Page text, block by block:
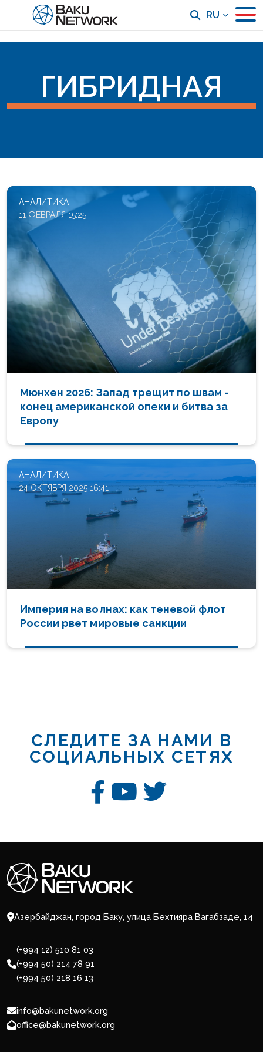
RU
ГИБРИДНАЯ
АНАЛИТИКА
11 ФЕВРАЛЯ 15:25
Мюнхен 2026: Запад трещит по швам -
конец американской опеки и битва за
Европу
АНАЛИТИКА
24 ОКТЯБРЯ 2025 16:41
Империя на волнах: как теневой флот
России рвет мировые санкции
СЛЕДИТЕ ЗА НАМИ В
СОЦИАЛЬНЫХ СЕТЯХ
Азербайджан, город Баку, улица Бехтияра Вагабзаде, 14
(+994 12) 510 81 03
(+994 50) 214 78 91
(+994 50) 218 16 13
info@bakunetwork.org
office@bakunetwork.org